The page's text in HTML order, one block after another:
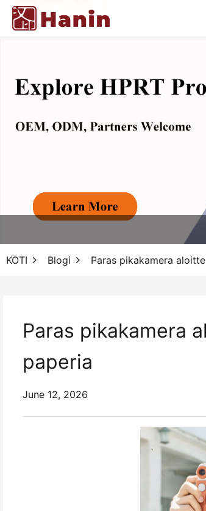
KOTI Blogi Paras pikakamera
Paras pikakamera
paperia
June 12, 2026